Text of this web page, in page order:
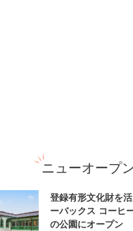
ニューオープ
登録有形文化財を
ーバックス コーヒ
の公園にオープン